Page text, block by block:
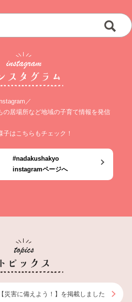
／
の居場所など地域の子育て情報を発信
はこちらもチェック！
#nadakushakyo
instagramページへ
災害に備えよう！】を掲載しました